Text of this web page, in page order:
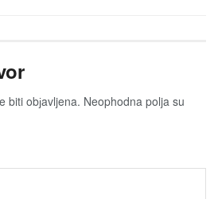
biti obјavljena. Neophodna polja su